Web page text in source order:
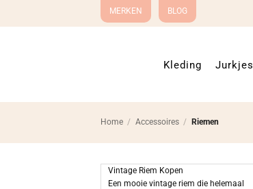
MERKEN BLOG
Kleding Jurkjes
Home / Accessoires / Riemen
Vintage Riem Kopen
Een mooie vintage riem die helemaal